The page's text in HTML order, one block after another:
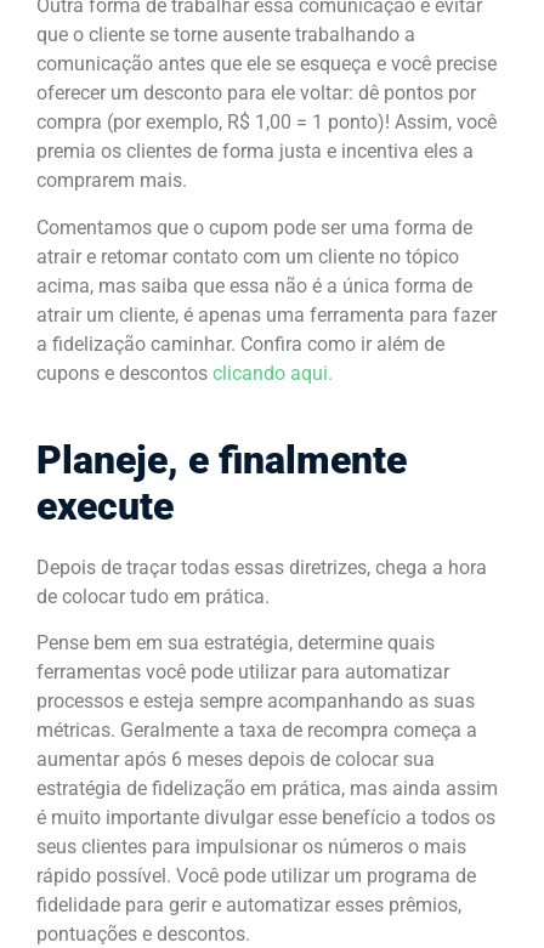
Outra forma de trabalhar essa comunicação é evitar
que o cliente se torne ausente trabalhando a
comunicação antes que ele se esqueça e você precise
oferecer um desconto para ele voltar: dê pontos por
compra (por exemplo, R$ 1,00 = 1 ponto)! Assim, você
premia os clientes de forma justa e incentiva eles a
comprarem mais.
Comentamos que o cupom pode ser uma forma de
atrair e retomar contato com um cliente no tópico
acima, mas saiba que essa não é a única forma de
atrair um cliente, é apenas uma ferramenta para fazer
a fidelização caminhar. Confira como ir além de
cupons e descontos clicando aqui.
Planeje, e finalmente
execute
Depois de traçar todas essas diretrizes, chega a hora
de colocar tudo em prática.
Pense bem em sua estratégia, determine quais
ferramentas você pode utilizar para automatizar
processos e esteja sempre acompanhando as suas
métricas. Geralmente a taxa de recompra começa a
aumentar após 6 meses depois de colocar sua
estratégia de fidelização em prática, mas ainda assim
é muito importante divulgar esse benefício a todos os
seus clientes para impulsionar os números o mais
rápido possível. Você pode utilizar um programa de
fidelidade para gerir e automatizar esses prêmios,
pontuações e descontos.